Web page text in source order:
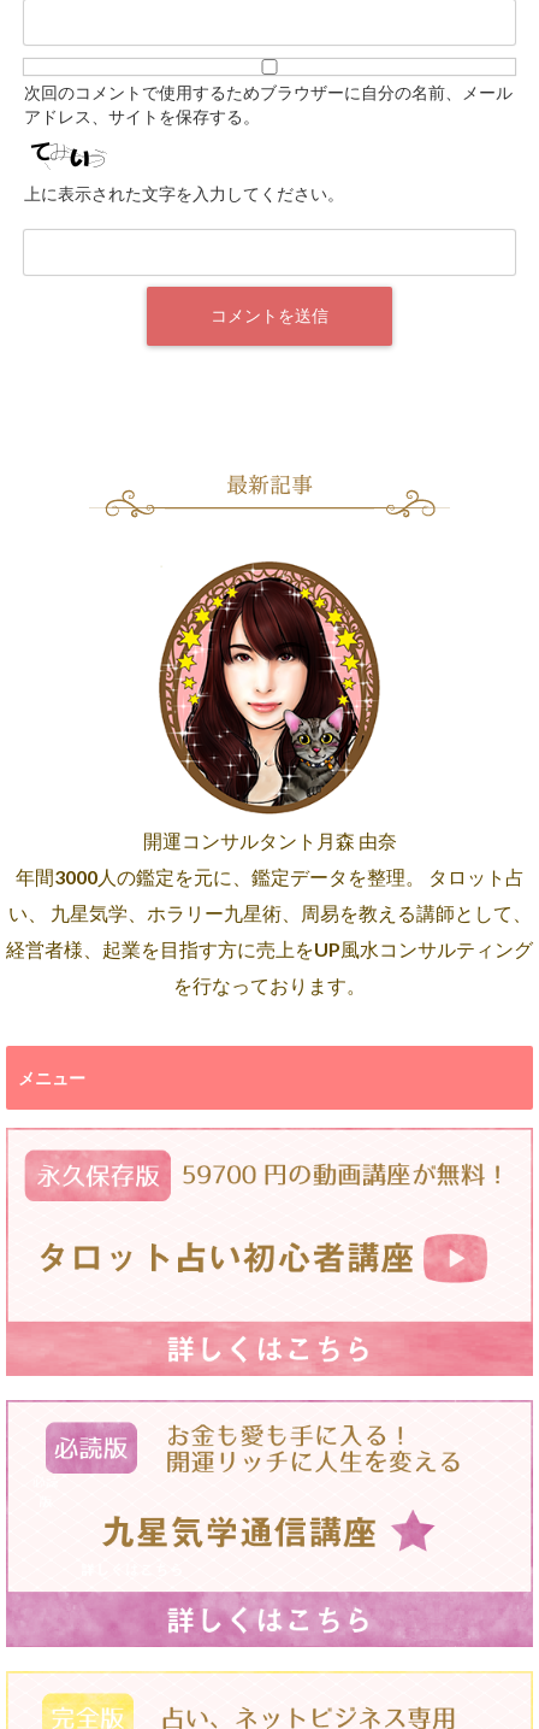
次回のコメントで使用するためブラウザーに自分の名前、メール
アドレス、サイトを保存する。
上に表示された文字を入力してください。
開運コンサルタント月森 由奈
年間3000人の鑑定を元に、鑑定データを整理。 タロット占
い、 九星気学、ホラリー九星術、周易を教える講師として、
経営者様、起業を目指す方に売上をUP風水コンサルティング
を行なっております。
メニュー